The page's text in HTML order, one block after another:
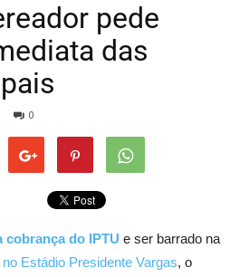
pede
das
0
cobrança do IPTU e ser barrado na
Estádio Presidente Vargas, o